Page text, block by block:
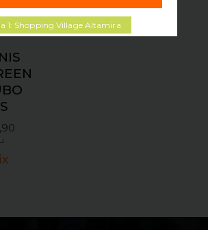
1: Shopping Village Altamira